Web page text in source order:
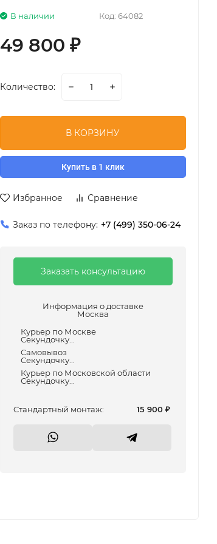
Код: 64082
В наличии
49 800 ₽
Количество:
В КОРЗИНУ
Купить в 1 клик
Избранное Сравнение
Заказ по телефону: +7 (499) 350-06-24
Заказать консультацию
Информация о доставке
Москва
Курьер по Москве
Секундочку...
Самовывоз
Секундочку...
Курьер по Московской области
Секундочку...
Cтандартный монтаж: 15 900 ₽